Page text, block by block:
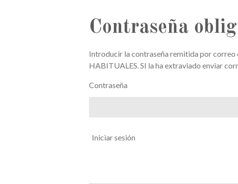
Contraseña
Introducir la contraseña remitida por correo
HABITUALES. SI la ha extraviado enviar
Contraseña
Iniciar sesión